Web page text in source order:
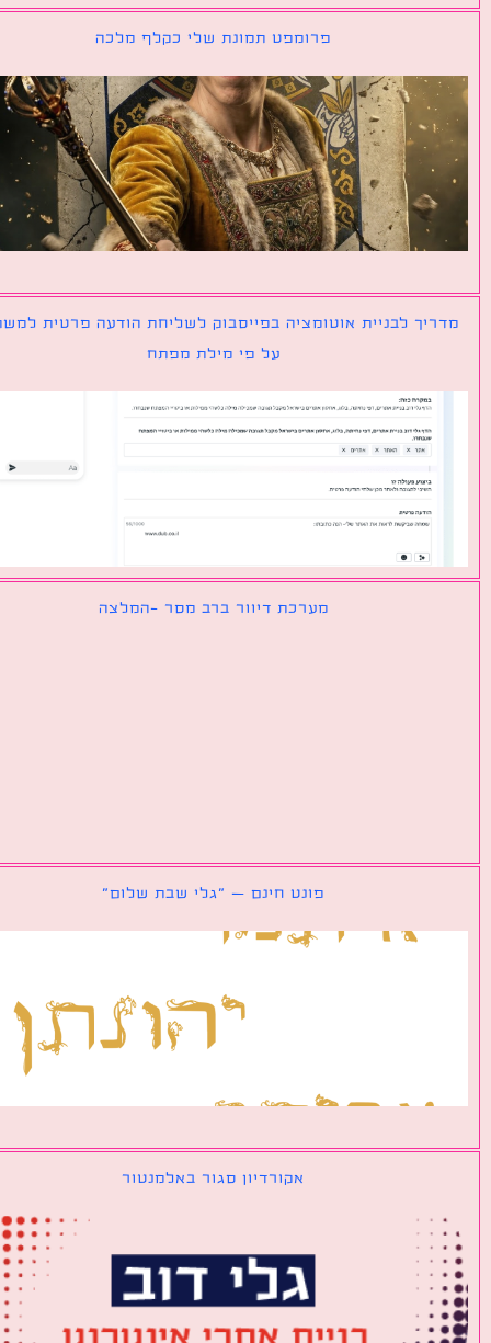
פרומפט תמונת שלי כקלף מלכה
לבניית אוטומציה בפייסבוק לשליחת הודעה פרטית למשתמש
על פי מילת מפתח
מערכת דיוור ברב מסר -המלצה
פונט חינם – ״גלי שבת שלום״
אקורדיון סגור באלמנטור